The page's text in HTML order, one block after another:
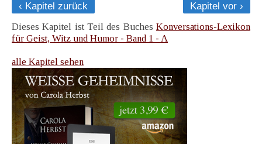
‹ Kapitel zurück
Kapitel vor ›
Dieses Kapitel ist Teil des Buches Konversations-Lexikon
für Geist, Witz und Humor - Band 1 - A
alle Kapitel sehen